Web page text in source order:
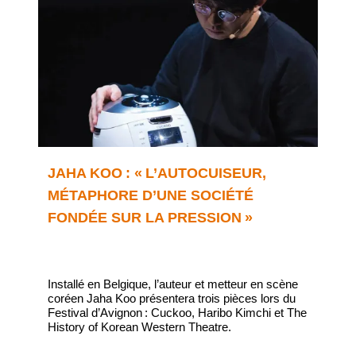
JAHA KOO : « L’AUTOCUISEUR,
MÉTAPHORE D’UNE SOCIÉTÉ
FONDÉE SUR LA PRESSION »
Installé en Belgique, l’auteur et metteur en scène
coréen Jaha Koo présentera trois pièces lors du
Festival d’Avignon : Cuckoo, Haribo Kimchi et The
History of Korean Western Theatre.